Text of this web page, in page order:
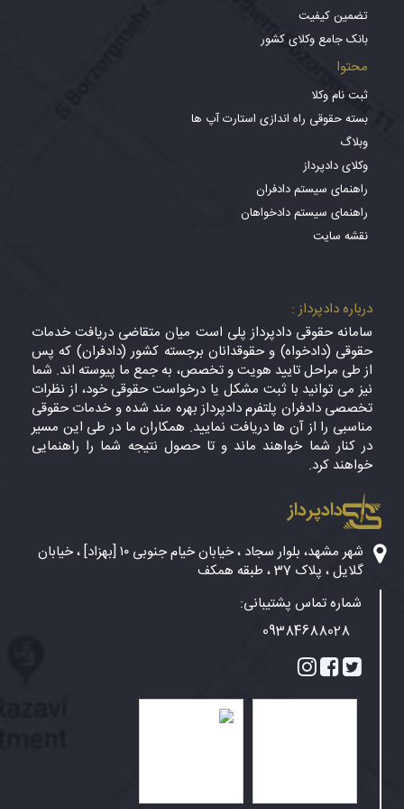
تضمین کیفیت
بانک جامع وکلای کشور
محتوا
ثبت نام وکلا
بسته حقوقی راه اندازی استارت آپ ها
وبلاگ
وکلای دادپرداز
راهنمای سیستم دادفران
راهنمای سیستم دادخواهان
نقشه سایت
درباره دادپرداز :
سامانه حقوقی دادپرداز پلی است میان متقاضی دریافت خدمات
حقوقی (دادخواه) و حقوقدانان برجسته کشور (دادفران) که پس
از طی مراحل تایید هویت و تخصص، به جمع ما پیوسته اند. شما
نیز می توانید با ثبت مشکل یا درخواست حقوقی خود، از نظرات
تخصصی دادفران پلتفرم دادپرداز بهره مند شده و خدمات حقوقی
مناسبی را از آن ها دریافت نمایید. همکاران ما در طی این مسیر
در کنار شما خواهند ماند و تا حصول نتیجه شما را راهنمایی
خواهند کرد.
دادپرداز
شهر مشهد، بلوار سجاد ، خیابان خیام جنوبی ۱۰ [بهزاد] ، خیابان
گلایل ، پلاک 37 ، طبقه همکف
شماره تماس پشتیبانی:
09384688028